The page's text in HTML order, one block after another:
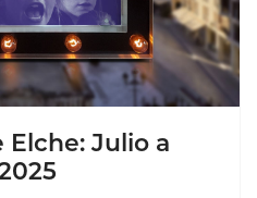
Elche: Julio a